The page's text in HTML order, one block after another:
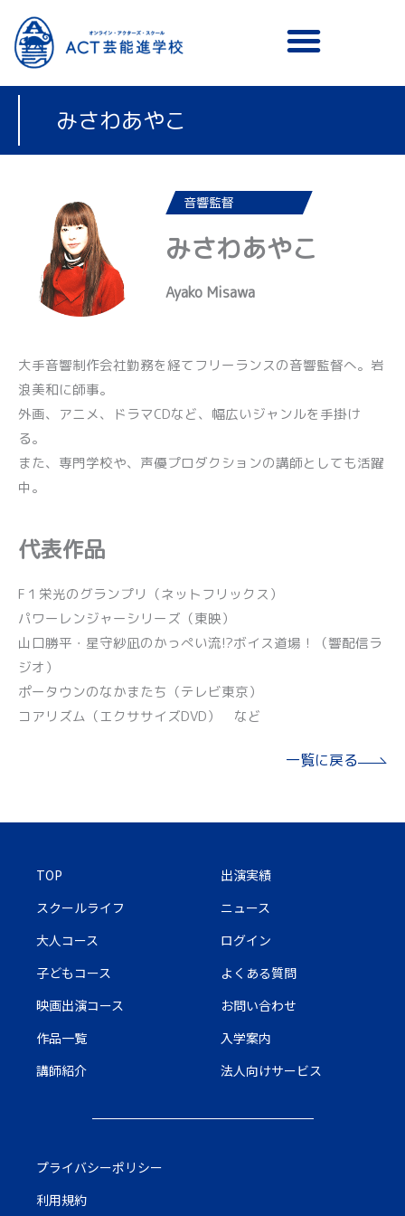
みさわあやこ
音響監督
みさわあやこ
Ayako Misawa
大手音響制作会社勤務を経てフリーランスの音響監督へ。岩
浪美和に師事。
外画、アニメ、ドラマCDなど、幅広いジャンルを手掛け
る。
また、専門学校や、声優プロダクションの講師としても活躍
中。
代表作品
F１栄光のグランプリ（ネットフリックス）
パワーレンジャーシリーズ（東映）
山口勝平・星守紗凪のかっぺい流!?ボイス道場！（響配信ラ
ジオ）
ポータウンのなかまたち（テレビ東京）
コアリズム（エクササイズDVD） など
一覧に戻る
TOP
スクールライフ
大人コース
子どもコース
映画出演コース
作品一覧
講師紹介
出演実績
ニュース
ログイン
よくある質問
お問い合わせ
入学案内
法人向けサービス
プライバシーポリシー
利用規約